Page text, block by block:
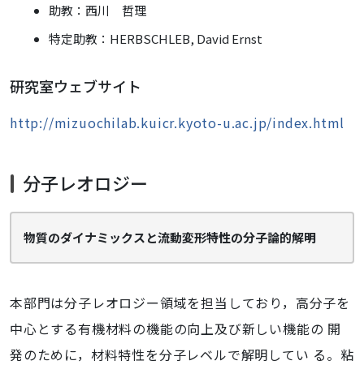
助教：⻄川 哲理
特定助教：HERBSCHLEB, David Ernst
研究室ウェブサイト
http://mizuochilab.kuicr.kyoto-u.ac.jp/index.html
分子レオロジー
物質のダイナミックスと流動変形特性の分子論的解明
本部門は分子レオロジー領域を担当しており，高分子を
中心とする有機材料の機能の向上及び新しい機能の 開
発のために，材料特性を分子レベルで解明してい る。粘